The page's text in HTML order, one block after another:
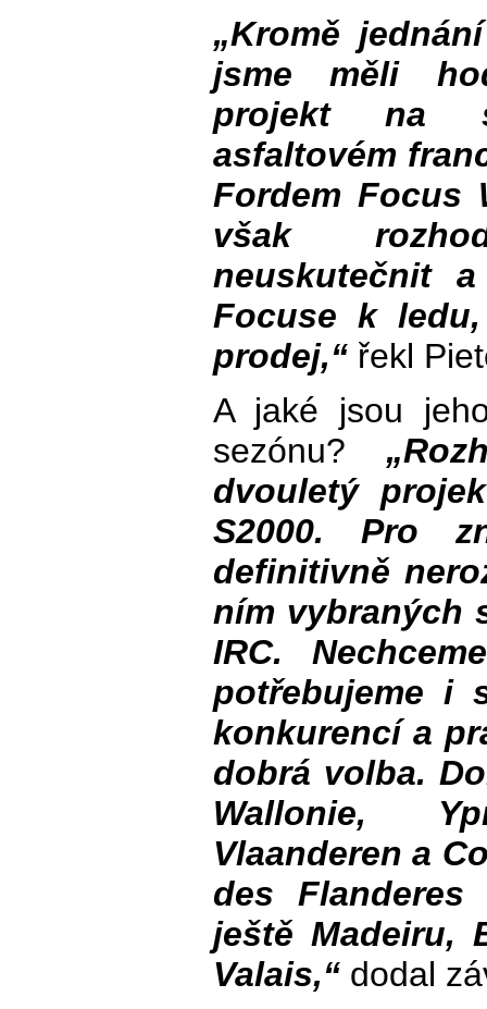
„Kromě
jsme měli
projekt na
asfaltovém
Fordem Focus
však
neuskutečnit
Focuse k
prodej,“řekl
A jaké jsou
sezónu?
dvouletý
S2000. Pro
definitivně
ním vybraných
IRC.
potřebujeme i
konkurencí a
dobrá volba.
Wallonie,
Vlaanderen a
des
ještě Madeiru,
Valais,“dodal